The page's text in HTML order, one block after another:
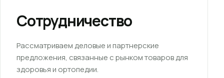
Сотрудничество
Рассматриваем деловые и партнерские
предложения, связанные с рынком товаров для
здоровья и ортопедии.